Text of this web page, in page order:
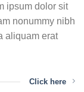
ipsum dolor sit
nonummy nibh
aliquam erat
Click here